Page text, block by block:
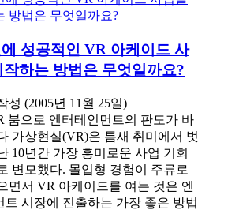
성공적인 VR 아케이드 사
작하는 방법은 무엇일까요?
성 (2005년 11월 25일)
붐으로 엔터테인먼트의 판도가 바
가상현실(VR)은 틈새 취미에서 벗
10년간 가장 흥미로운 사업 기회
변모했다. 몰입형 경험이 주류로
면서 VR 아케이드를 여는 것은 엔
트 시장에 진출하는 가장 좋은 방법